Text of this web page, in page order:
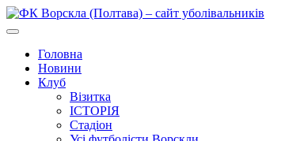
Головна
Новини
Клуб
Візитка
ІСТОРІЯ
Стадіон